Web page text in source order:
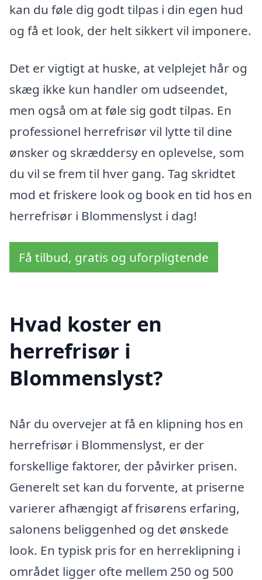
kan du føle dig godt tilpas i din egen hud
og få et look, der helt sikkert vil imponere.
Det er vigtigt at huske, at velplejet hår og
skæg ikke kun handler om udseendet,
men også om at føle sig godt tilpas. En
professionel herrefrisør vil lytte til dine
ønsker og skræddersy en oplevelse, som
du vil se frem til hver gang. Tag skridtet
mod et friskere look og book en tid hos en
herrefrisør i Blommenslyst i dag!
Få tilbud, gratis og uforpligtende
Hvad koster en
herrefrisør i
Blommenslyst?
Når du overvejer at få en klipning hos en
herrefrisør i Blommenslyst, er der
forskellige faktorer, der påvirker prisen.
Generelt set kan du forvente, at priserne
varierer afhængigt af frisørens erfaring,
salonens beliggenhed og det ønskede
look. En typisk pris for en herreklipning i
området ligger ofte mellem 250 og 500